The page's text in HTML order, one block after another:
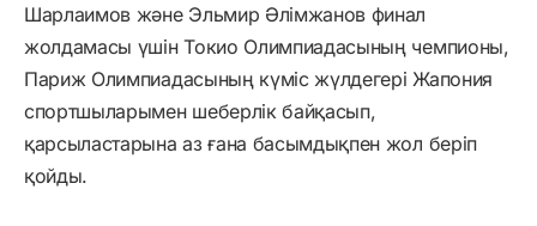
Шарлаимов және Эльмир Әлімжанов финал
жолдамасы үшін Токио Олимпиадасының чемпионы,
Париж Олимпиадасының күміс жүлдегері Жапония
спортшыларымен шеберлік байқасып,
қарсыластарына аз ғана басымдықпен жол беріп
қойды.